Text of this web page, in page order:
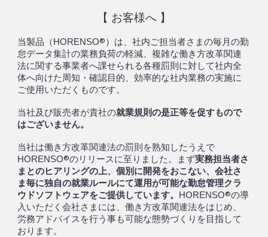
【 お客様へ 】
当製品（ HORENSO®）は、社内ご担当者さまの毎月の勤
怠データ集計の業務負荷の軽減、複雑な働き方改革関連
法に関する事業者へ課せられる各種罰則に対して社内全
体へ向けた周知・確認目的、効率的な社内業務の実施に
ご使用いただくものです。
当社及び販売者が貴社の就業規則の是正等を促すもので
はございません。
当社は働き方改革関連法の罰則を熟知したうえで
HORENSO®のリリースに至りました。まず実務担当者さ
まとのヒアリングの上、個別に開発をおこない、会社さ
ま毎に独自の就業ルールにて運用が可能な勤怠管理クラ
ウドソフトウェアをご提供しています。
HORENSO®の導
入いただく会社さま には、働き方改革関連法をはじめ、
労務アドバイスを行う事も可能な態勢づくりを目指して
おります。